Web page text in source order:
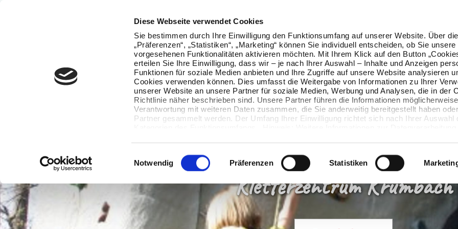
Diese Webseite verwendet Cookies
Sie bestimmen durch Ihre Einwilligung den Funktionsumfang auf unserer Website. Über
„Präferenzen“, „Statistiken“, „Marketing“ können Sie individuell entscheiden, ob Sie unsere
vorgesehenen Funktionalitäten aktivieren möchten. Mit Ihrem Klick auf den Button
erteilen Sie Ihre Einwilligung, dass wir – je nach Ihrer Auswahl – Inhalte und Anzeigen
Funktionen für soziale Medien anbieten und Ihre Zugriffe auf unsere Website analysieren
Cookies verwenden können. Dies umfasst die Weitergabe von Informationen zu Ihrer
unserer Website an unsere Partner für soziale Medien, Werbung und Analysen, die in der
Richtlinie näher beschrieben sind. Unsere Partner führen die Informationen
Verantwortung mit weiteren Daten zusammen, die Sie anderweitig bereitgestellt haben
Partner gesammelt werden. Der Umfang Ihrer Einwilligung richtet sich nach Ihrer Auswahl
Ihre Einwilligung jederzeit widerrufen, ohne dass hiervon die Zulässigkeit der vorherigen
Datenverarbeitung berührt wird.
Einwilligungsauswahl
Notwendig Präferenzen Statistiken
Kletterzentrum Krumbach